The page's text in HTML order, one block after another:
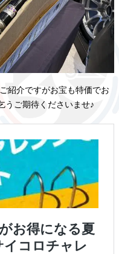
紹介ですがお宝も特価でお
うご期待くださいませ♪